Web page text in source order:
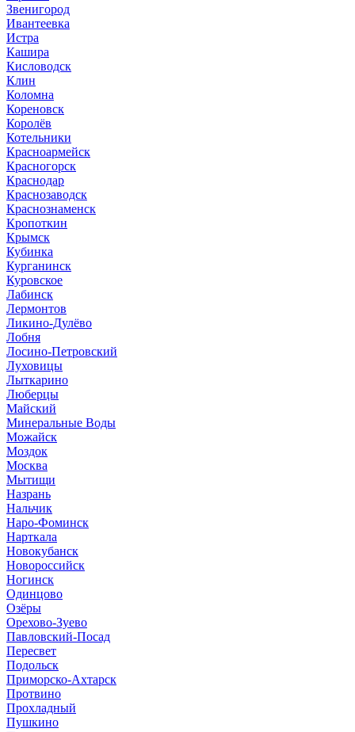
Звенигород
Ивантеевка
Истра
Кашира
Кисловодск
Клин
Коломна
Кореновск
Королёв
Котельники
Красноармейск
Красногорск
Краснодар
Краснозаводск
Краснознаменск
Кропоткин
Крымск
Кубинка
Курганинск
Куровское
Лабинск
Лермонтов
Ликино-Дулёво
Лобня
Лосино-Петровский
Луховицы
Лыткарино
Люберцы
Майский
Минеральные Воды
Можайск
Моздок
Москва
Мытищи
Назрань
Нальчик
Наро-Фоминск
Нарткала
Новокубанск
Новороссийск
Ногинск
Одинцово
Озёры
Орехово-Зуево
Павловский-Посад
Пересвет
Подольск
Приморско-Ахтарск
Протвино
Прохладный
Пушкино